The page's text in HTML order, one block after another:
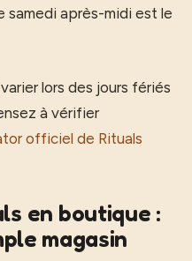
samedi après-midi est le
lors des jours fériés
à vérifier
officiel de Rituals
en boutique :
magasin